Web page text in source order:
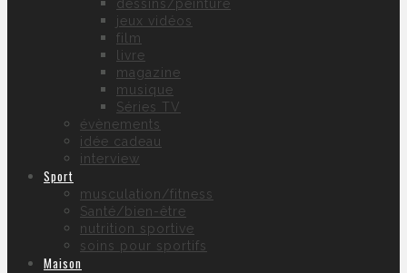
dessins/peinture
jeux vidéos
film
livre
magazine
musique
Séries TV
évènements
idée cadeau
interview
Sport
musculation/fitness
Santé/bien-être
nutrition sportive
soins pour sportifs
Maison